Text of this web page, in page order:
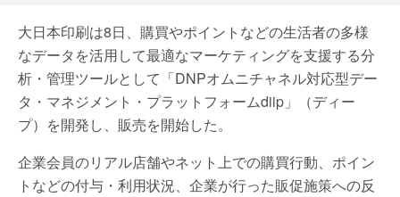
大日本印刷は8日、購買やポイントなどの生活者の多様
なデータを活用して最適なマーケティングを支援する分
析・管理ツールとして「DNPオムニチャネル対応型デー
タ・マネジメント・プラットフォームdiip」（ディー
プ）を開発し、販売を開始した。
企業会員のリアル店舗やネット上での購買行動、ポイン
トなどの付与・利用状況、企業が行った販促施策への反